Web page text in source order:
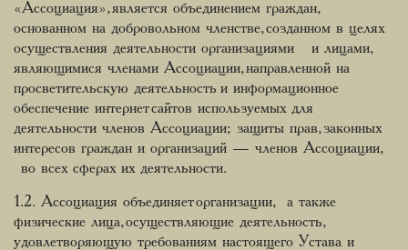
«Ассоциация», является объединением граждан,
основанном на добровольном членстве, созданном в целях
осуществления деятельности организациями и лицами,
являющимися членами Ассоциации, направленной на
просветительскую деятельность и информационное
обеспечение интернет сайтов используемых для
деятельности членов Ассоциации; защиты прав, законных
интересов граждан и организаций — членов Ассоциации,
во всех сферах их деятельности.
1.2. Ассоциация объединяет организации, а также
физические лица, осуществляющие деятельность,
удовлетворяющую требованиям настоящего Устава и